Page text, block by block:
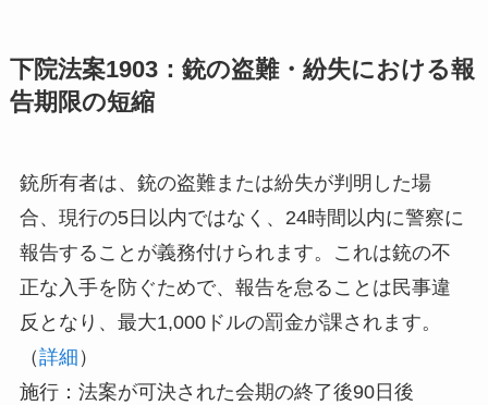
下院法案1903：銃の盗難・紛失における報
告期限の短縮
銃所有者は、銃の盗難または紛失が判明した場
合、現行の5日以内ではなく、24時間以内に警察に
報告することが義務付けられます。これは銃の不
正な入手を防ぐためで、報告を怠ることは民事違
反となり、最大1,000ドルの罰金が課されます。
（詳細 ）
施行：法案が可決された会期の終了後90日後